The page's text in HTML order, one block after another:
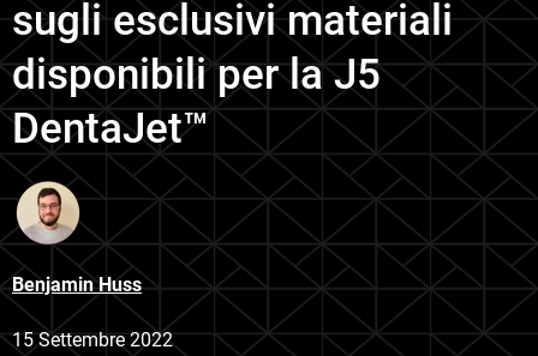
sugli esclusivi materiali
disponibili per la J5
DentaJet™
Benjamin Huss
15 Settembre 2022